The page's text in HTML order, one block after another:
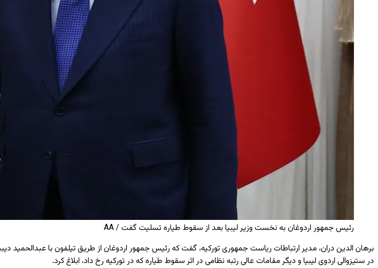
رئیس جمهور اردوغان به نخست وزیر لیبیا بعد از سقوط طیاره تسلیت گفت / AA
برهان الدین دران، مدیر ارتباطات ریاست جمهوری تورکیه، گفت که رئیس جمهور اردوغان از طریق تیلفون با
در ستیزوالی اردوی لیبیا و دیگر مقامات عالی رتبه نظامی در اثر سقوط طیاره که در تورکیه رخ داد، ابلاغ کرد.